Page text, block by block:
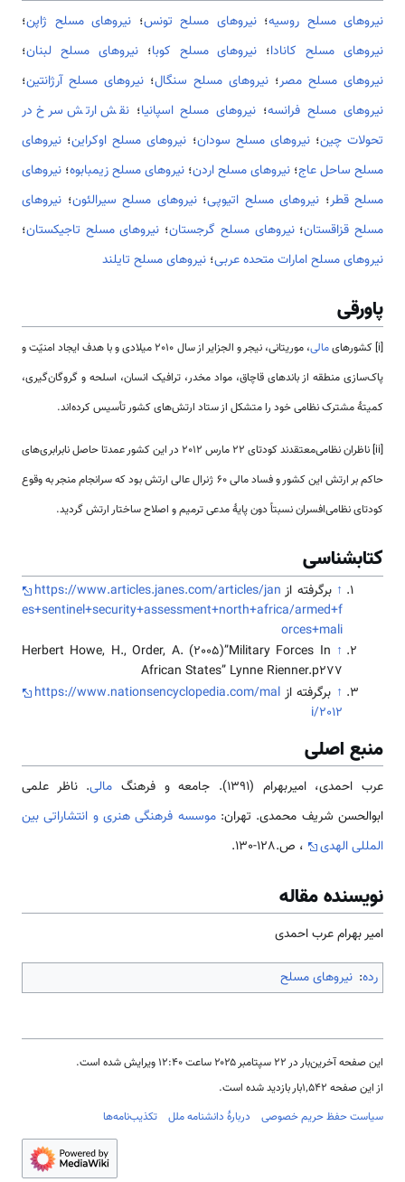
نیروهای مسلح روسیه؛نیروهای مسلح تونس؛ نیروهای مسلح ژاپن؛
نیروهای مسلح کانادا؛ نیروهای مسلح کوبا؛نیروهای مسلح لبنان؛
نیروهای مسلح مصر؛ نیروهای مسلح سنگال؛ نیروهای مسلح آرژانتین؛
نیروهای مسلح فرانسه؛ نیروهای مسلح اسپانیا؛نقش ارتش سرخ در
تحولات چین؛نیروهای مسلح سودان؛ نیروهای مسلح اوکراین؛ نیروهای
مسلح ساحل عاج؛ نیروهای مسلح اردن؛ نیروهای مسلح زیمبابوه؛ نیروهای
مسلح قطر؛ نیروهای مسلح اتیوپی؛نیروهای مسلح سیرالئون؛ نیروهای
مسلح قزاقستان؛نیروهای مسلح گرجستان؛ نیروهای مسلح تاجیکستان؛
نیروهای مسلح امارات متحده عربی؛ نیروهای مسلح تایلند
پاورقی
[i] کشورهای مالی
، موریتانی، نیجر و الجزایر از سال 2010 میلادی و با هدف ایجاد امنیّت و
پاک‌سازی منطقه از باندهای قاچاق، مواد مخدر، ترافیک انسان، اسلحه و گروگان‌گیری،
کمیتۀ مشترک نظامی خود را ‌متشکل از ستاد ارتش‌های کشور تأسیس کرده‌اند.
[ii] ناظران نظامی‌معتقدند کودتای 22 مارس 2012 در این کشور عمدتا حاصل نابرابری‌های
حاکم بر ارتش این کشور و فساد مالی 60 ژنرال عالی ارتش بود که سرانجام منجر به وقوع
کودتای نظامی‌افسران نسبتاً دون پایۀ مدعی ترمیم و اصلاح ساختار ارتش گردید.
کتابشناسی
↑ برگرفته از https://www.articles.janes.com/articles/jan
es+sentinel+security+assessment+north+africa/armed+f
orces+mali
↑
Herbert Howe, H., Order, A. (2005)”Military Forces In
African States” Lynne Rienner.p277
↑ برگرفته از https://www.nationsencyclopedia.com/mal
i/2012
منبع اصلی
عرب احمدی، امیربهرام (1391). جامعه و فرهنگ مالی. ناظر علمی
ابوالحسن شریف محمدی. تهران:موسسه فرهنگی هنری و انتشاراتی بین
المللی الهدی
، ص.128-130.
نویسنده مقاله
امیر بهرام عرب احمدی
رده: نیروهای مسلح
این صفحه آخرین‌بار در ‏۲۲ سپتامبر ۲۰۲۵ ساعت ‏۱۲:۴۰ ویرایش شده است.
از این صفحه ۱٬۵۴۲بار بازدید شده است.
سیاست حفظ حریم خصوصی
دربارهٔ دانشنامه ملل تکذیب‌نامه‌ها